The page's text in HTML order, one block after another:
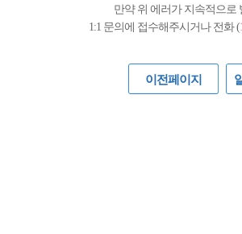
만약 위 에러가 지속적으로
1:1 문의에 접수해주시거나 전화 (
이전페이지